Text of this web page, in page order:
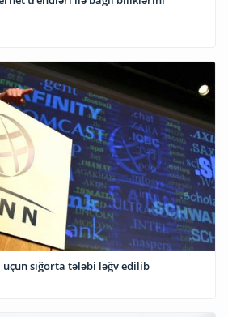
üçün sığorta tələbi ləğv edilib